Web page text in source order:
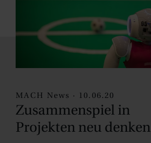
MACH News · 10.06.20
Zusammenspiel in
Projekten neu denken